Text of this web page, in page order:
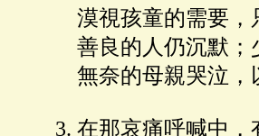
漠視孩童的需要，
善良的人仍沉默；
無奈的母親哭泣，
在那哀痛呼喊中，